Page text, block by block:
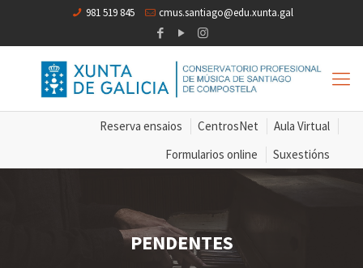
981 519 845 cmus.santiago@edu.xunta.gal
Reserva ensaios CentrosNet
Aula Virtual
Formularios online
Suxestións
PENDENTES